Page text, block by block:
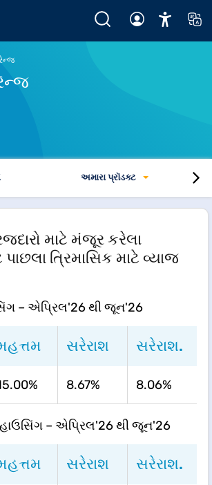
અમારા પ્રૉડક્ટ
માટે મંજૂર કરેલા
ત્રિમાસિક માટે વ્યાજ
– એપ્રિલ'26 થી જૂન'26
સરેરાશ સરેરાશ.
8.67% 8.06%
– એપ્રિલ'26 થી જૂન'26
સરેરાશ સરેરાશ.